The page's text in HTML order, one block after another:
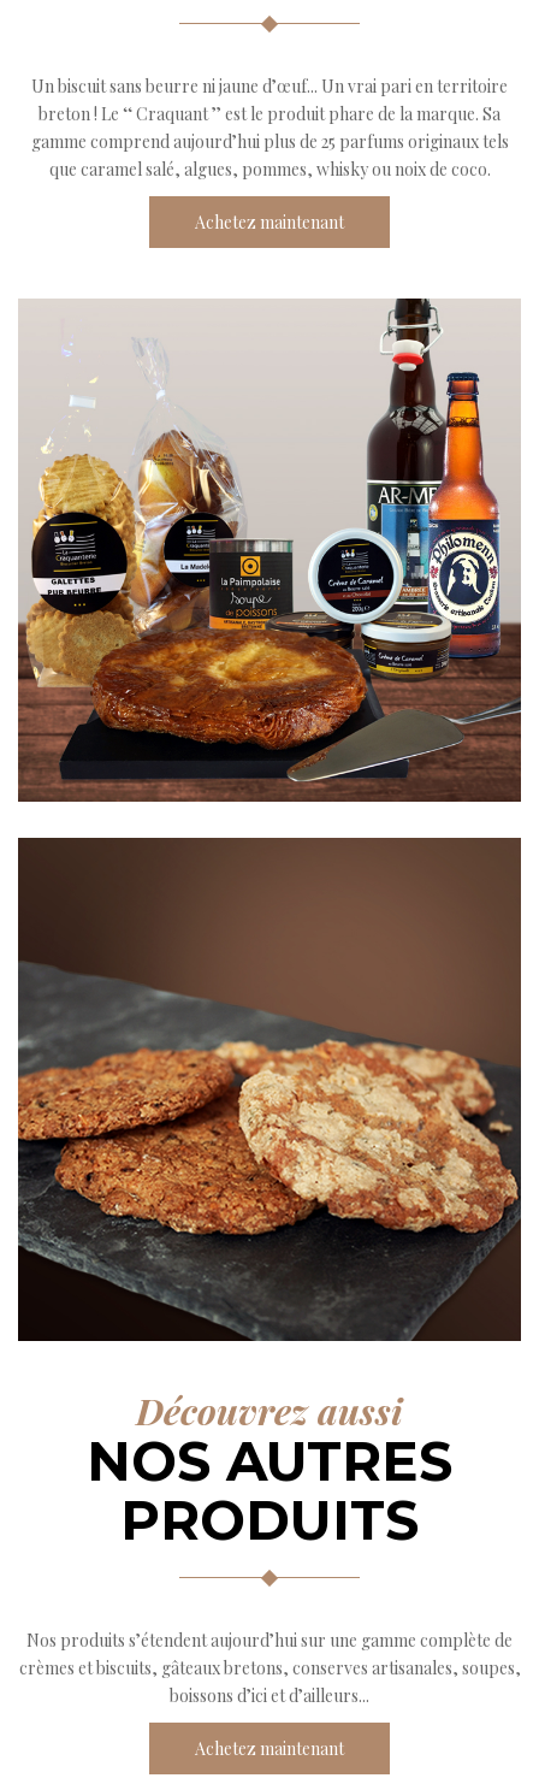
Un biscuit sans beurre ni jaune d’œuf... Un vrai pari en territoire
breton ! Le ‘‘ Craquant ’’ est le produit phare de la marque. Sa
gamme comprend aujourd’hui plus de 25 parfums originaux tels
que caramel salé, algues, pommes, whisky ou noix de coco.
Achetez maintenant
Découvrez aussi
NOS AUTRES
PRODUITS
Nos produits s’étendent aujourd’hui sur une gamme complète de
crèmes et biscuits, gâteaux bretons, conserves artisanales, soupes,
boissons d’ici et d’ailleurs...
Achetez maintenant